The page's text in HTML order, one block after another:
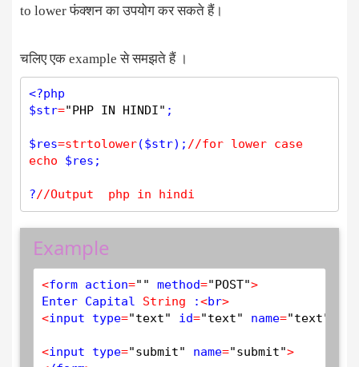
to lower फंक्शन का उपयोग कर सकते हैं।
चलिए एक example से समझते हैं ।
<?php
$str="PHP IN HINDI" ;
$res=strtolower($str); //for lower case
echo
$res ;
?//Output  php in hindi
Example
<form action="" method="POST">
Enter Capital String :<br>
<input type="text" id="text" name="text"
<input type="submit" name="submit">